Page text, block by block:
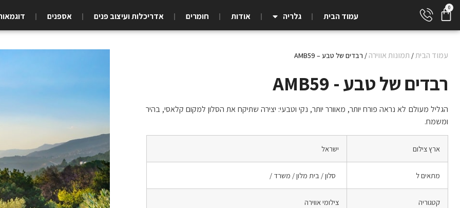
עמוד הבית גלריה אודות חומרים אדריכלות ועיצוב פנים אספנים
עמוד הבית/ תמונות אווירה / רבדים של טבע – AMB59
רבדים של טבע - AMB59
הגליל מעולם לא נראה פורח יותר, מאוורר יותר, נקי וטבעי: יצירה שתיקח את הסלון למקום קלאסי, בהיר
ומשמח.
ארץ צילום ישראל
מתאים ל סלון / בית מלון / משרד /
קטגוריה צילומי אווירה